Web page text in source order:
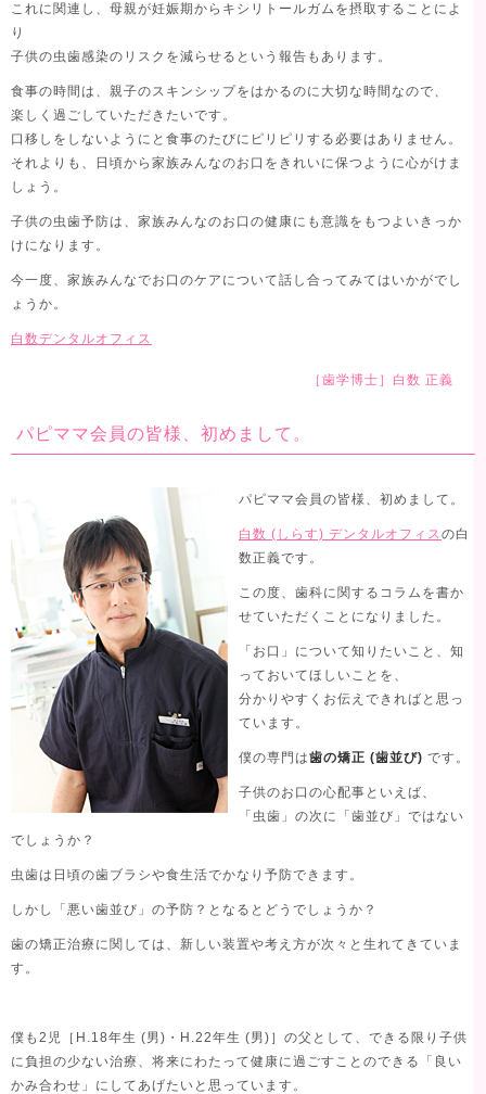
これに関連し、母親が妊娠期からキシリトールガムを摂取することによ
り
子供の虫歯感染のリスクを減らせるという報告もあります。
食事の時間は、親子のスキンシップをはかるのに大切な時間なので、
楽しく過ごしていただきたいです。
口移しをしないようにと食事のたびにピリピリする必要はありません。
それよりも、日頃から家族みんなのお口をきれいに保つように心がけま
しょう。
子供の虫歯予防は、家族みんなのお口の健康にも意識をもつよいきっか
けになります。
今一度、家族みんなでお口のケアについて話し合ってみてはいかがでし
ょうか。
白数デンタルオフィス
［歯学博士］白数 正義
パピママ会員の皆様、初めまして。
パピママ会員の皆様、初めまして。
白数 (しらす) デンタルオフィスの白
数正義です。
この度、歯科に関するコラムを書か
せていただくことになりました。
「お口」について知りたいこと、知
っておいてほしいことを、
分かりやすくお伝えできればと思っ
ています。
僕の専門は歯の矯正 (歯並び) です。
子供のお口の心配事といえば、
「虫歯」の次に「歯並び」ではない
でしょうか？
虫歯は日頃の歯ブラシや食生活でかなり予防できます。
しかし「悪い歯並び」の予防？となるとどうでしょうか？
歯の矯正治療に関しては、新しい装置や考え方が次々と生れてきていま
す。
僕も2児［H.18年生 (男)・H.22年生 (男)］の父として、できる限り子供
に負担の少ない治療、将来にわたって健康に過ごすことのできる「良い
かみ合わせ」にしてあげたいと思っています。